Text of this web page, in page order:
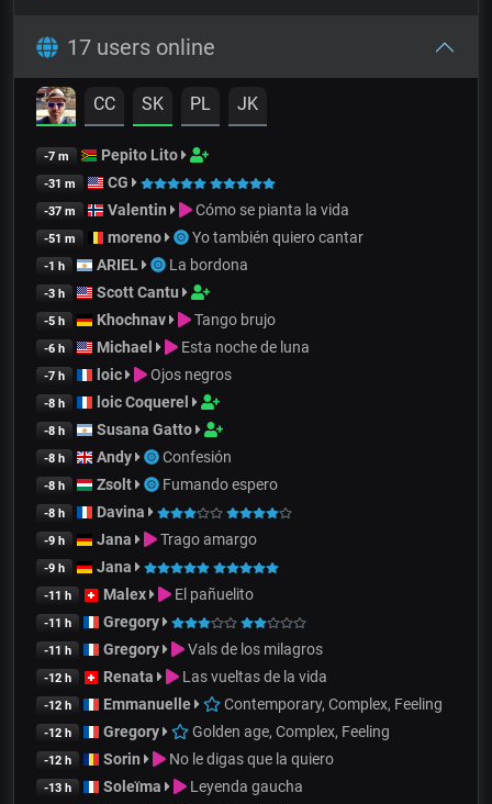
17 users online
CC SK PL JK
-7 m Pepito Lito
-31 m CG
-37 m Valentin Cómo se pianta la vida
-51 m moreno Yo también quiero cantar
-1 h ARIEL La bordona
-3 h Scott Cantu
-5 h Khochnav Tango brujo
-6 h Michael Esta noche de luna
-7 h loic Ojos negros
-8 h loic Coquerel
-8 h Susana Gatto
-8 h Andy Confesión
-8 h Zsolt Fumando espero
-8 h Davina
-9 h Jana Trago amargo
-9 h Jana
-11 h Malex El pañuelito
-11 h Gregory
-11 h Gregory Vals de los milagros
-12 h Renata Las vueltas de la vida
-12 h Emmanuelle Contemporary, Complex, Feeling
-12 h Gregory Golden age, Complex, Feeling
-12 h Sorin No le digas que la quiero
-13 h Soleïma Leyenda gaucha